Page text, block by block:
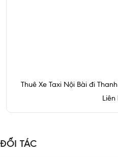
Thuê Xe Taxi Nội Bài đi
Liên
ĐỐI TÁC